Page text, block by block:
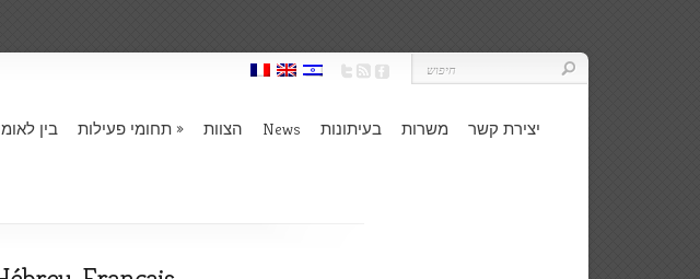
בין תחומי פעילות הצוות News בעיתונות משרות יצירת קשר